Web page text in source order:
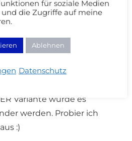
Variante würde es
werden. Probier ich
:)
für soziale Medien
die Zugriffe auf meine
Ablehnen
Datenschutz